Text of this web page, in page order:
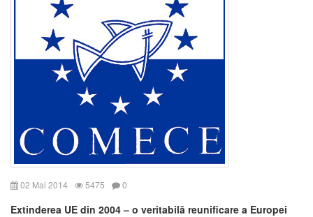
02 Mai 2014 5475 0
Extinderea UE din 2004 – o veritabilă reunificare a Europei